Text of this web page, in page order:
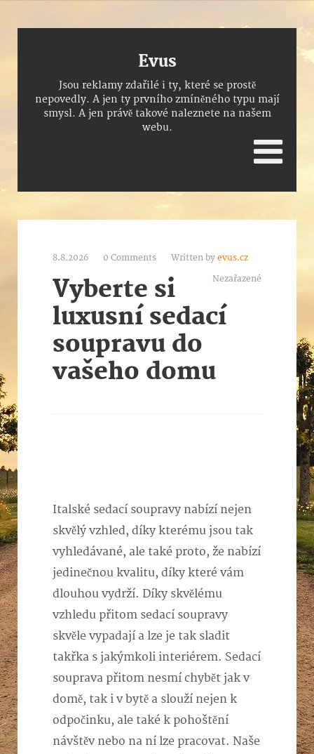
Evus
Jsou reklamy zdařilé i ty, které se prostě
nepovedly. A jen ty prvního zmíněného typu mají
smysl. A jen právě takové naleznete na našem
webu.
8.8.2026 0 Comments Written by evus.cz
Nezařazené
Vyberte si
luxusní sedací
soupravu do
vašeho domu
Italské sedací soupravy nabízí nejen
skvělý vzhled, díky kterému jsou tak
vyhledávané, ale také proto, že nabízí
jedinečnou kvalitu, díky které vám
dlouhou vydrží. Díky skvělému
vzhledu přitom sedací soupravy
skvěle vypadají a lze je tak sladit
takřka s jakýmkoli interiérem. Sedací
souprava přitom nesmí chybět jak v
domě, tak i v bytě a slouží nejen k
odpočinku, ale také k pohoštění
návštěv nebo na ní lze pracovat. Naše